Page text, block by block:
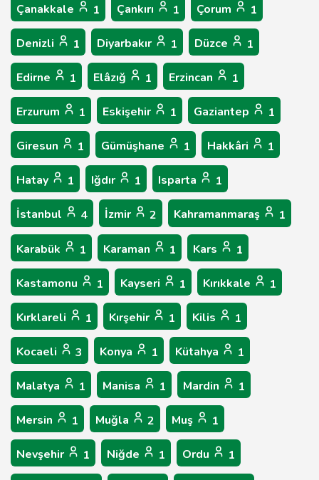
Çanakkale 1 Çankırı 1 Çorum 1
Denizli 1 Diyarbakır 1 Düzce 1
Edirne 1 Elâzığ 1 Erzincan 1
Erzurum 1 Eskişehir 1 Gaziantep 1
Giresun 1 Gümüşhane 1 Hakkâri 1
Hatay 1 Iğdır 1 Isparta 1
İstanbul 4 İzmir 2 Kahramanmaraş 1
Karabük 1 Karaman 1 Kars 1
Kastamonu 1 Kayseri 1 Kırıkkale 1
Kırklareli 1 Kırşehir 1 Kilis 1
Kocaeli 3 Konya 1 Kütahya 1
Malatya 1 Manisa 1 Mardin 1
Mersin 1 Muğla 2 Muş 1
Nevşehir 1 Niğde 1 Ordu 1